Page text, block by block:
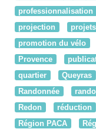
professionnalisation
projection
promotion du vélo
Provence
quartier
Queyras
Randonnée
Redon
réduction
Région PACA